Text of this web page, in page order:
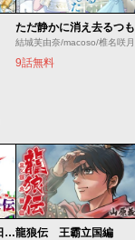
結城芙由奈/macoso/椎名咲月
9話無料
知るほど なるほど 日本すごい人伝龍狼伝 王霸立国編